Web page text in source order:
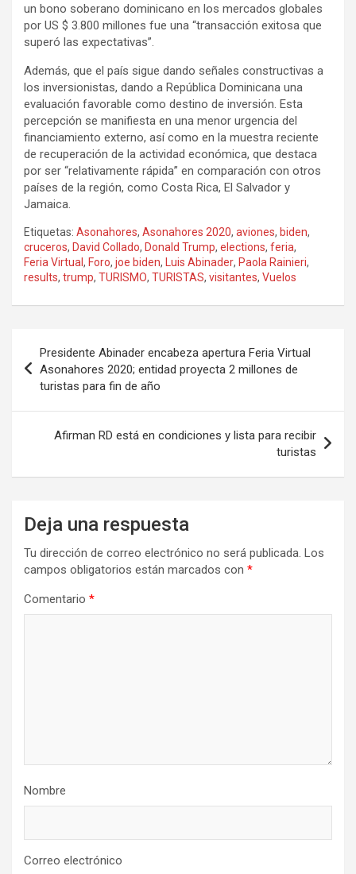
un bono soberano dominicano en los mercados globales
por US $ 3.800 millones fue una “transacción exitosa que
superó las expectativas”.
Además, que el país sigue dando señales constructivas a
los inversionistas, dando a República Dominicana una
evaluación favorable como destino de inversión. Esta
percepción se manifiesta en una menor urgencia del
financiamiento externo, así como en la muestra reciente
de recuperación de la actividad económica, que destaca
por ser “relativamente rápida” en comparación con otros
países de la región, como Costa Rica, El Salvador y
Jamaica.
Etiquetas: Asonahores, Asonahores 2020, aviones, biden,
cruceros, David Collado, Donald Trump, elections, feria,
Feria Virtual , Foro, joe biden, Luis Abinader, Paola Rainieri,
results, trump, TURISMO, TURISTAS, visitantes, Vuelos
de
entradas
Presidente Abinader encabeza apertura Feria Virtual
Asonahores 2020; entidad proyecta 2 millones de
turistas para fin de año
Afirman RD está en condiciones y lista para recibir
turistas
Deja una respuesta
Tu dirección de correo electrónico no será publicada. Los
campos obligatorios están marcados con *
Comentario *
Nombre
Correo electrónico